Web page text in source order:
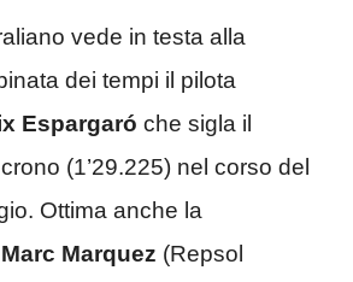
vede in testa alla
dei tempi il pilota
Espargaró che sigla il
(1’29.225) nel corso del
Ottima anche la
Marc Marquez (Repsol